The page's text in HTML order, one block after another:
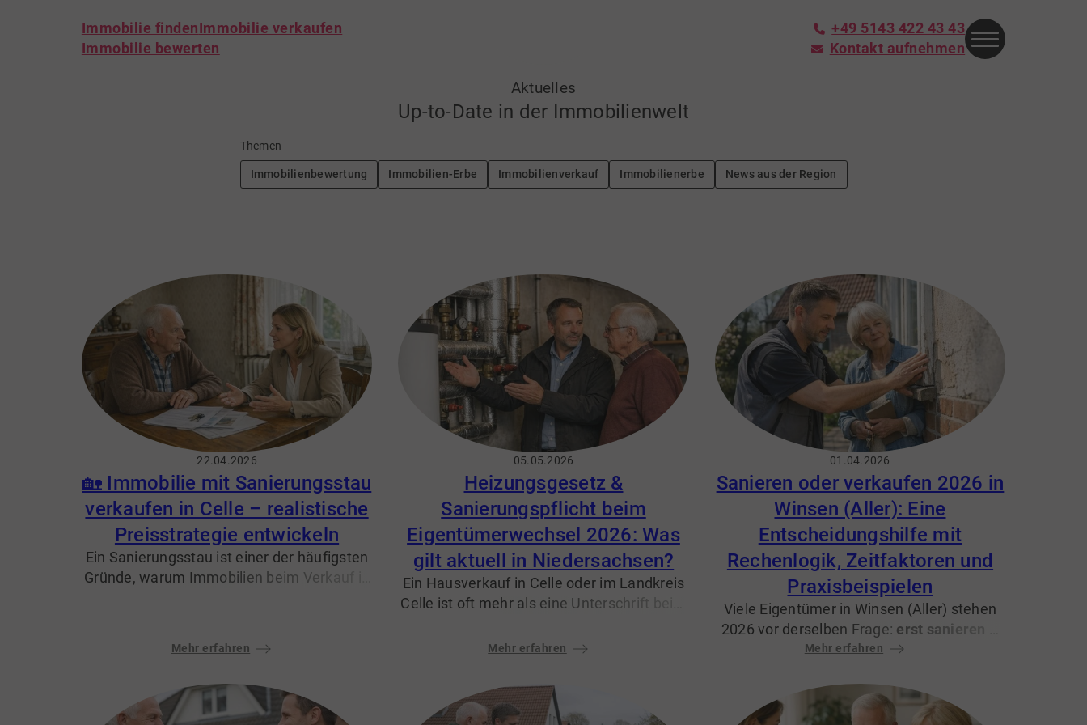
Immobilie finden Immobilie verkaufen
Immobilie bewerten
+49 5143 422 43 43
Kontakt aufnehmen
Aktuelles
Up-to-Date in der Immobilienwelt
Themen
Immobilienbewertung Immobilien-Erbe Immobilienverkauf Immobilienerbe News aus der Region
22.04.2026
🏡 Immobilie mit Sanierungsstau
verkaufen in Celle – realistische
Preisstrategie entwickeln
Ein Sanierungsstau ist einer der häufigsten
Gründe, warum Immobilien beim Verkauf in
Mehr erfahren
05.05.2026
Heizungsgesetz &
Sanierungspflicht beim
Eigentümerwechsel 2026: Was
gilt aktuell in Niedersachsen?
Ein Hausverkauf in Celle oder im Landkreis
Celle ist oft mehr als eine Unterschrift beim
und Energieeffizienz geht. Viele Eigentümer
das „Heizungsgesetz“ wirklich, und welche
Sanierungspflichten entstehen beim
Mehr erfahren
01.04.2026
Sanieren oder verkaufen 2026 in
Winsen (Aller): Eine
Entscheidungshilfe mit
Rechenlogik, Zeitfaktoren und
Praxisbeispielen
Viele Eigentümer in Winsen (Aller) stehen
2026 vor derselben Frage: erst sanieren
oder die Immobiliesofort verkaufen
Familienbesitz war, geht es nicht nur um
Geld, sondern auch um Energie,
Mehr erfahren